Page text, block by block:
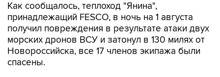
Как сообщалось, теплоход "Янина",
принадлежащий FESCO, в ночь на 1 августа
получил повреждения в результате атаки двух
морских дронов ВСУ и затонул в 130 милях от
Новороссийска, все 17 членов экипажа были
спасены.